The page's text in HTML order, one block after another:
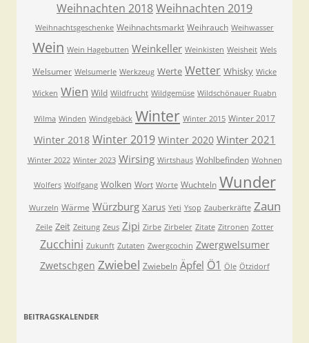
Weihnachten 2018Weihnachten 2019
Weihnachtsgeschenke Weihnachtsmarkt Weihrauch Weihwasser
Wein Wein Hagebutten Weinkeller Weinkisten Weisheit Wels
Welsumer Welsumerle Werkzeug Werte Wetter Whisky Wicke
Wicken Wien Wild Wildfrucht Wildgemüse Wildschönauer Ruabn
Wilma Winden Windgebäck Winter Winter 2015 Winter 2017
Winter 2018 Winter 2019 Winter 2020 Winter 2021
Winter 2022 Winter 2023 Wirsing Wirtshaus Wohlbefinden Wohnen
Wolfers Wolfgang Wolken Wort Worte Wuchteln Wunder
Wurzeln Wärme Würzburg Xarus Yeti Ysop Zauberkräfte Zaun
Zeile Zeit Zeitung Zeus Zipi Zirbe Zirbeler Zitate Zitronen Zotter
Zucchini Zukunft Zutaten Zwergcochin Zwergwelsumer
Zwetschgen Zwiebel Zwiebeln Äpfel Ö1 Öle Ötzidorf
BEITRAGSKALENDER